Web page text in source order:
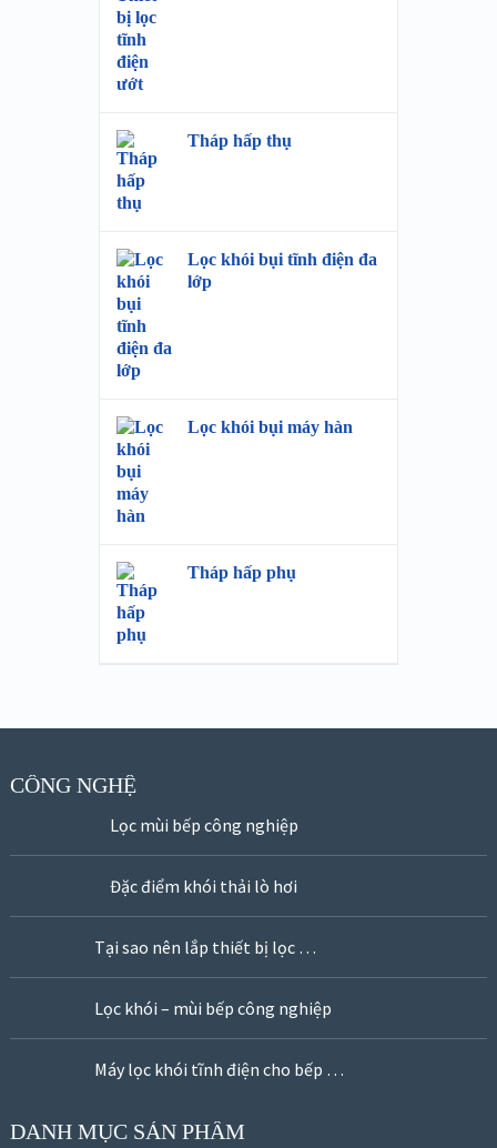
Tháp hấp thụ
Lọc khói bụi tĩnh điện đa
lớp
Lọc khói bụi máy hàn
Tháp hấp phụ
CÔNG NGHỆ
Lọc mùi bếp công nghiệp
Đặc điểm khói thải lò hơi
Tại sao nên lắp thiết bị lọc …
Lọc khói – mùi bếp công nghiệp
Máy lọc khói tĩnh điện cho bếp …
DANH MỤC SẢN PHẨM